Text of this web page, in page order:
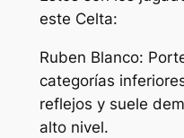
este Celta:
Ruben Blanco:
categorías
reflejos y suele
alto nivel.